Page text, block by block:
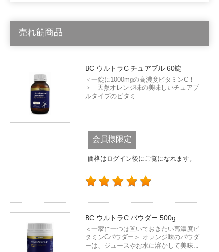
売れ筋商品
BC ウルトラC チュアブル 60錠
＜一錠に1000mgの高濃度ビタミンC！
＞ 天然オレンジ味の美味しいチュアブ
ルタイプのビタミ...
会員様限定
価格はログイン後にご覧になれます。
BC ウルトラC パウダー 500g
＜一家に一つは置いておきたい高濃度ビ
タミンCパウダー＞ オレンジ味のパウダ
ーは、ジュースやお水に溶かして美味...